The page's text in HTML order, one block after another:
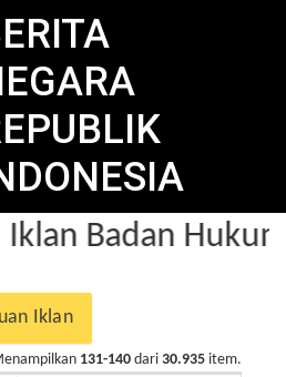
Badan
Iklan
131-140 dari 30.935 item.